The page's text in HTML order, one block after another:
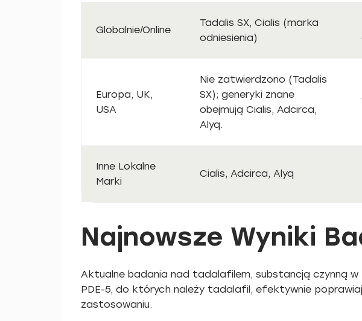
Globalnie/Online
Tadalis SX, Cialis (marka
odniesienia)
Europa, UK,
USA
Nie zatwierdzono (Tadalis
SX); generyki znane
obejmują Cialis, Adcirca,
Alyq.
Inne Lokalne
Marki
Cialis, Adcirca, Alyq
Najnowsze Wyniki
Aktualne badania nad tadalafilem, substancją czynną
PDE-5, do których należy tadalafil, efektywnie
zastosowaniu.